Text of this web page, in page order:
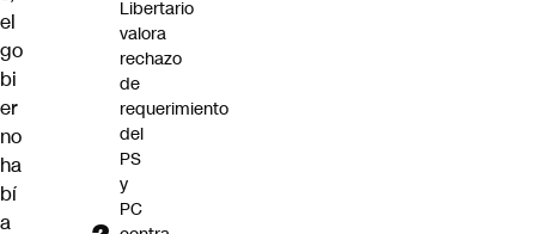
el
go
bi
er
no
ha
bí
a
Libertario
valora
rechazo
de
requerimiento
del
PS
y
PC